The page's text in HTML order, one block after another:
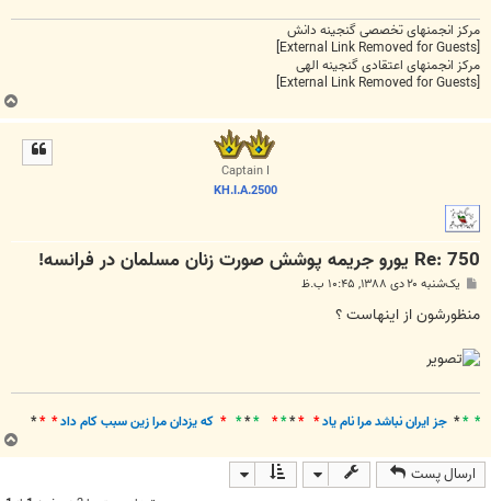
مرکز انجمنهای تخصصی گنجینه دانش
[External Link Removed for Guests]
مرکز انجمنهای اعتقادی گنجینه الهی
[External Link Removed for Guests]
Captain I
KH.I.A.2500
Re: 750 یورو جریمه پوشش صورت زنان مسلمان در فرانسه!
ت
یک‌شنبه ۲۰ دی ۱۳۸۸, ۱۰:۴۵ ب.ظ
منظورشون از اينهاست ؟
* *
* جز ايران نباشد مرا نام ياد* *
*
*
*
*
*
*
* که يزدان مرا زين سبب کام داد* *
*
ارسال پست